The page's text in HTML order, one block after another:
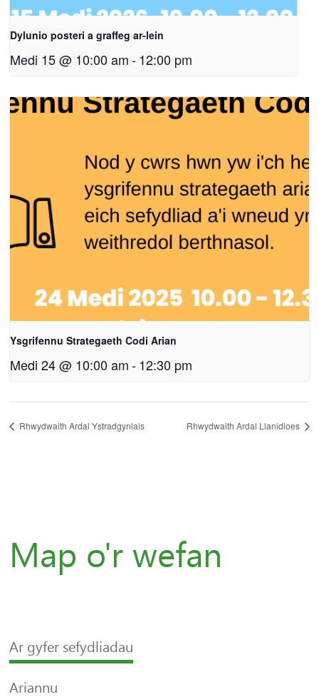
Dylunio posteri a graffeg ar-lein
Medi 15 @ 10:00 am -12:00 pm
Ysgrifennu Strategaeth Codi Arian
Medi 24 @ 10:00 am -12:30 pm
Rhwydwaith Ardal Ystradgynlais Rhwydwaith Ardal Llanidloes
Map o'r wefan
Ar gyfer sefydliadau
Ariannu